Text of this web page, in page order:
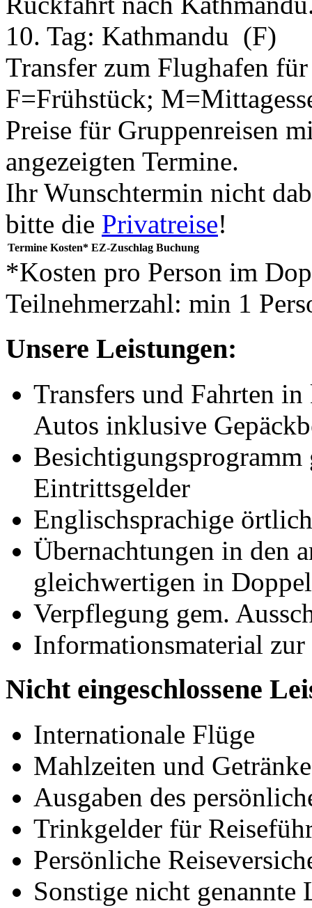
10. Tag: Kathmandu (F)
Transfer zum Flughafen
F=Frühstück;
Preise für Gruppenreisen
angezeigten Termine.
Ihr Wunschtermin nicht
bitte die Privatreise!
Termine Kosten* EZ-Zuschlag Buchung
*Kosten pro Person im
Teilnehmerzahl: min 1
Unsere Leistungen:
Transfers und Fahrten
Autos inklusive
Eintrittsgelder
Englischsprachige
Übernachtungen in den
gleichwertigen in
Verpflegung gem.
Informationsmaterial zur
Nicht eingeschlossene
Internationale Flüge
Mahlzeiten und
Ausgaben des
Trinkgelder für
Persönliche
Sonstige nicht genannte